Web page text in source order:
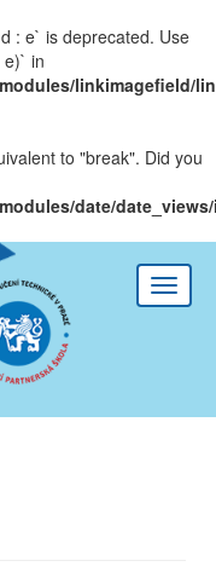
: e` is deprecated. Use
in
linkimagefield/
to "break". Did you
date/
Toggle